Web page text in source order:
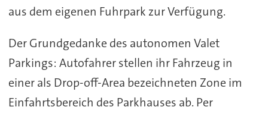
aus dem eigenen Fuhrpark zur Verfügung.
Der Grundgedanke des autonomen Valet
Parkings: Autofahrer stellen ihr Fahrzeug in
einer als Drop-off-Area bezeichneten Zone im
Einfahrtsbereich des Parkhauses ab. Per